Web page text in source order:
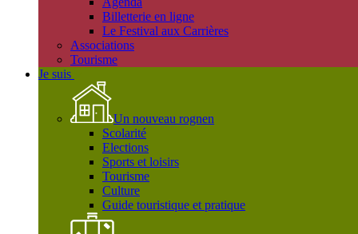
Billetterie en ligne
Le Festival aux Carrières
Associations
Tourisme
Je suis
Un nouveau rognen
Scolarité
Elections
Sports et loisirs
Tourisme
Culture
Guide touristique et pratique